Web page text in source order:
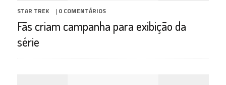
STAR TREK | 0 COMENTÁRIOS
Fãs criam campanha para exibição da
série